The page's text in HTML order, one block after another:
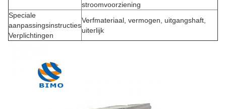
stroomvoorziening
Speciale
aanpassingsinstructies
Verplichtingen
Verfmateriaal, vermogen, uitgangshaft,
uiterlijk